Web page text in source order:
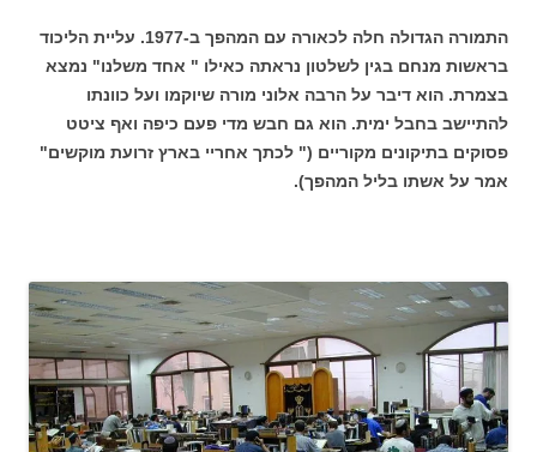
התמורה הגדולה חלה לכאורה עם המהפך ב-1977. עליית הליכוד
בראשות מנחם בגין לשלטון נראתה כאילו " אחד משלנו" נמצא
בצמרת. הוא דיבר על הרבה אלוני מורה שיוקמו ועל כוונתו
להתיישב בחבל ימית. הוא גם חבש מדי פעם כיפה ואף ציטט
פסוקים בתיקונים מקוריים (" לכתך אחריי בארץ זרועת מוקשים"
אמר על אשתו בליל המהפך).